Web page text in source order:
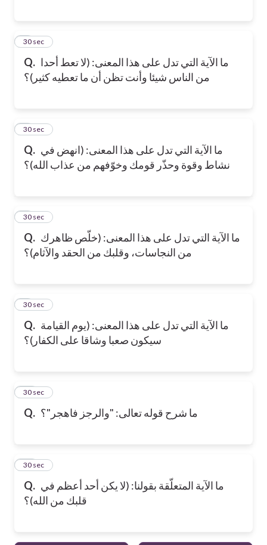
Q. ما الآية التي تدل على هذا المعنى: (لا تعط أحدا
من الناس شيئا وأنت تظن أن ما تعطيه كثير)؟
6
30 sec
Q. ما الآية التي تدل على هذا المعنى: (انهض في
نشاط وقوة وحذّر قومك وخوّفهم من عذاب الله)؟
7
30 sec
Q. ما الآية التي تدل على هذا المعنى: (خلّص ظاهرك
من النجاسات، وقلبك من الحقد والآثام)؟
8
30 sec
Q. ما الآية التي تدل على هذا المعنى: (يوم القيامة
سيكون صعبا وشاقا على الكفار)؟
9
30 sec
Q. ما شرح قوله تعالى: "والرجز فاهجر"؟
10
30 sec
Q. ما الآية المتعلّقة بقولنا: (لا يكن أحد أعظم في
قلبك من الله)؟
11
30 sec